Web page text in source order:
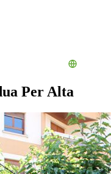
Per Alta